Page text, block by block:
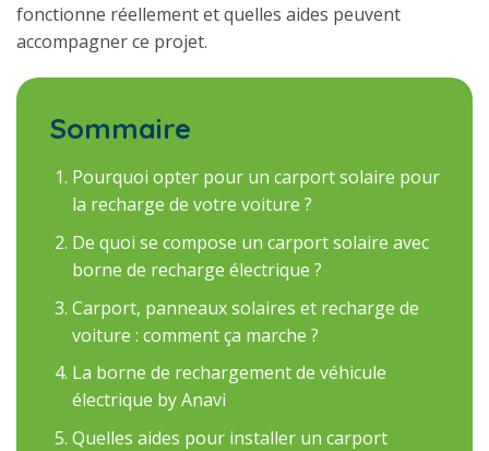
fonctionne réellement et quelles aides peuvent
accompagner ce projet.
Sommaire
Pourquoi opter pour un carport solaire pour
la recharge de votre voiture ?
De quoi se compose un carport solaire avec
borne de recharge électrique ?
Carport, panneaux solaires et recharge de
voiture : comment ça marche ?
La borne de rechargement de véhicule
électrique by Anavi
Quelles aides pour installer un carport